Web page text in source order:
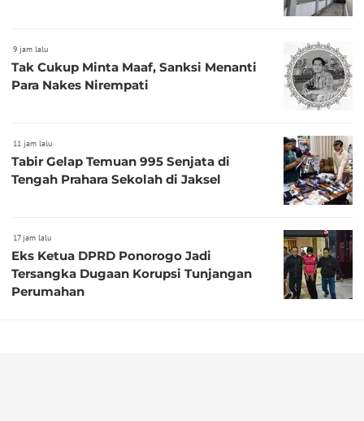
9 jam lalu
Tak Cukup Minta Maaf, Sanksi Menanti
Para Nakes Nirempati
11 jam lalu
Tabir Gelap Temuan 995 Senjata di
Tengah Prahara Sekolah di Jaksel
17 jam lalu
Eks Ketua DPRD Ponorogo Jadi
Tersangka Dugaan Korupsi Tunjangan
Perumahan